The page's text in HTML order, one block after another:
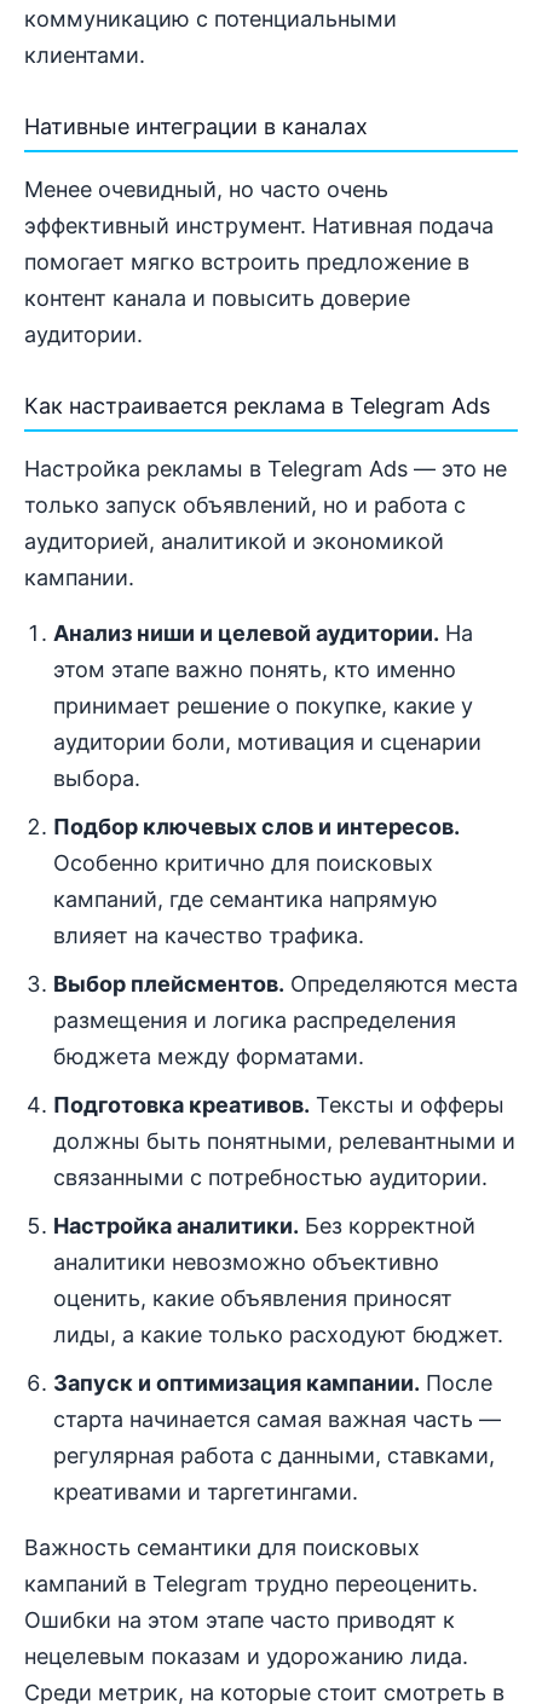
коммуникацию с потенциальными
клиентами.
Нативные интеграции в каналах
Менее очевидный, но часто очень
эффективный инструмент. Нативная подача
помогает мягко встроить предложение в
контент канала и повысить доверие
аудитории.
Как настраивается реклама в Telegram Ads
Настройка рекламы в Telegram Ads — это не
только запуск объявлений, но и работа с
аудиторией, аналитикой и экономикой
кампании.
Анализ ниши и целевой аудитории. На
этом этапе важно понять, кто именно
принимает решение о покупке, какие у
аудитории боли, мотивация и сценарии
выбора.
Подбор ключевых слов и интересов.
Особенно критично для поисковых
кампаний, где семантика напрямую
влияет на качество трафика.
Выбор плейсментов. Определяются места
размещения и логика распределения
бюджета между форматами.
Подготовка креативов. Тексты и офферы
должны быть понятными, релевантными и
связанными с потребностью аудитории.
Настройка аналитики. Без корректной
аналитики невозможно объективно
оценить, какие объявления приносят
лиды, а какие только расходуют бюджет.
Запуск и оптимизация кампании. После
старта начинается самая важная часть —
регулярная работа с данными, ставками,
креативами и таргетингами.
Важность семантики для поисковых
кампаний в Telegram трудно переоценить.
Ошибки на этом этапе часто приводят к
нецелевым показам и удорожанию лида.
Среди метрик, на которые стоит смотреть в